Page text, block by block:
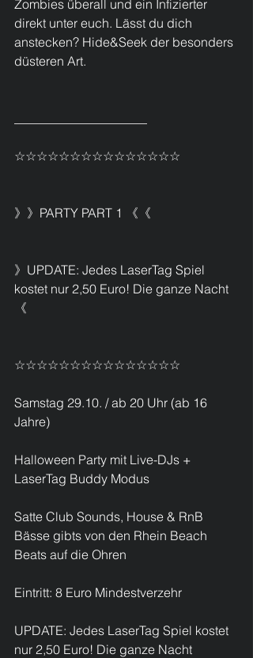
Zombies überall und ein Infizierter
direkt unter euch. Lässt du dich
anstecken? Hide&Seek der besonders
düsteren Art.
☆☆☆☆☆☆☆☆☆☆☆☆☆☆☆
》》PARTY PART 1 《《
》UPDATE: Jedes LaserTag Spiel
kostet nur 2,50 Euro! Die ganze Nacht
《
☆☆☆☆☆☆☆☆☆☆☆☆☆☆☆
Samstag 29.10. / ab 20 Uhr (ab 16
Jahre)
Halloween Party mit Live-DJs +
LaserTag Buddy Modus
Satte Club Sounds, House & RnB
Bässe gibts von den Rhein Beach
Beats auf die Ohren
Eintritt: 8 Euro Mindestverzehr
UPDATE: Jedes LaserTag Spiel kostet
nur 2,50 Euro! Die ganze Nacht